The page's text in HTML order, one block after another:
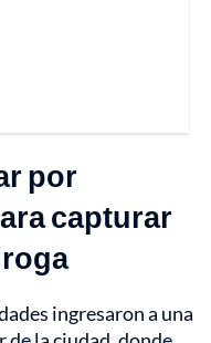
por
capturar
ingresaron a una